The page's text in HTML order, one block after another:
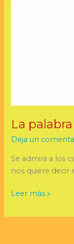
La
Deja un
Se admira a los
nos quiere decir
Leer más »